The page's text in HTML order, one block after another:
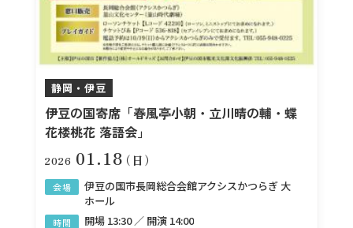
静岡・伊豆
伊豆の国寄席「春風亭小朝・立川晴の輔・蝶
花楼桃花 落語会」
2026 01.18（日）
会場
伊豆の国市長岡総合会館アクシスかつらぎ 大
ホール
時間 開場 13:30 ／ 開演 14:00